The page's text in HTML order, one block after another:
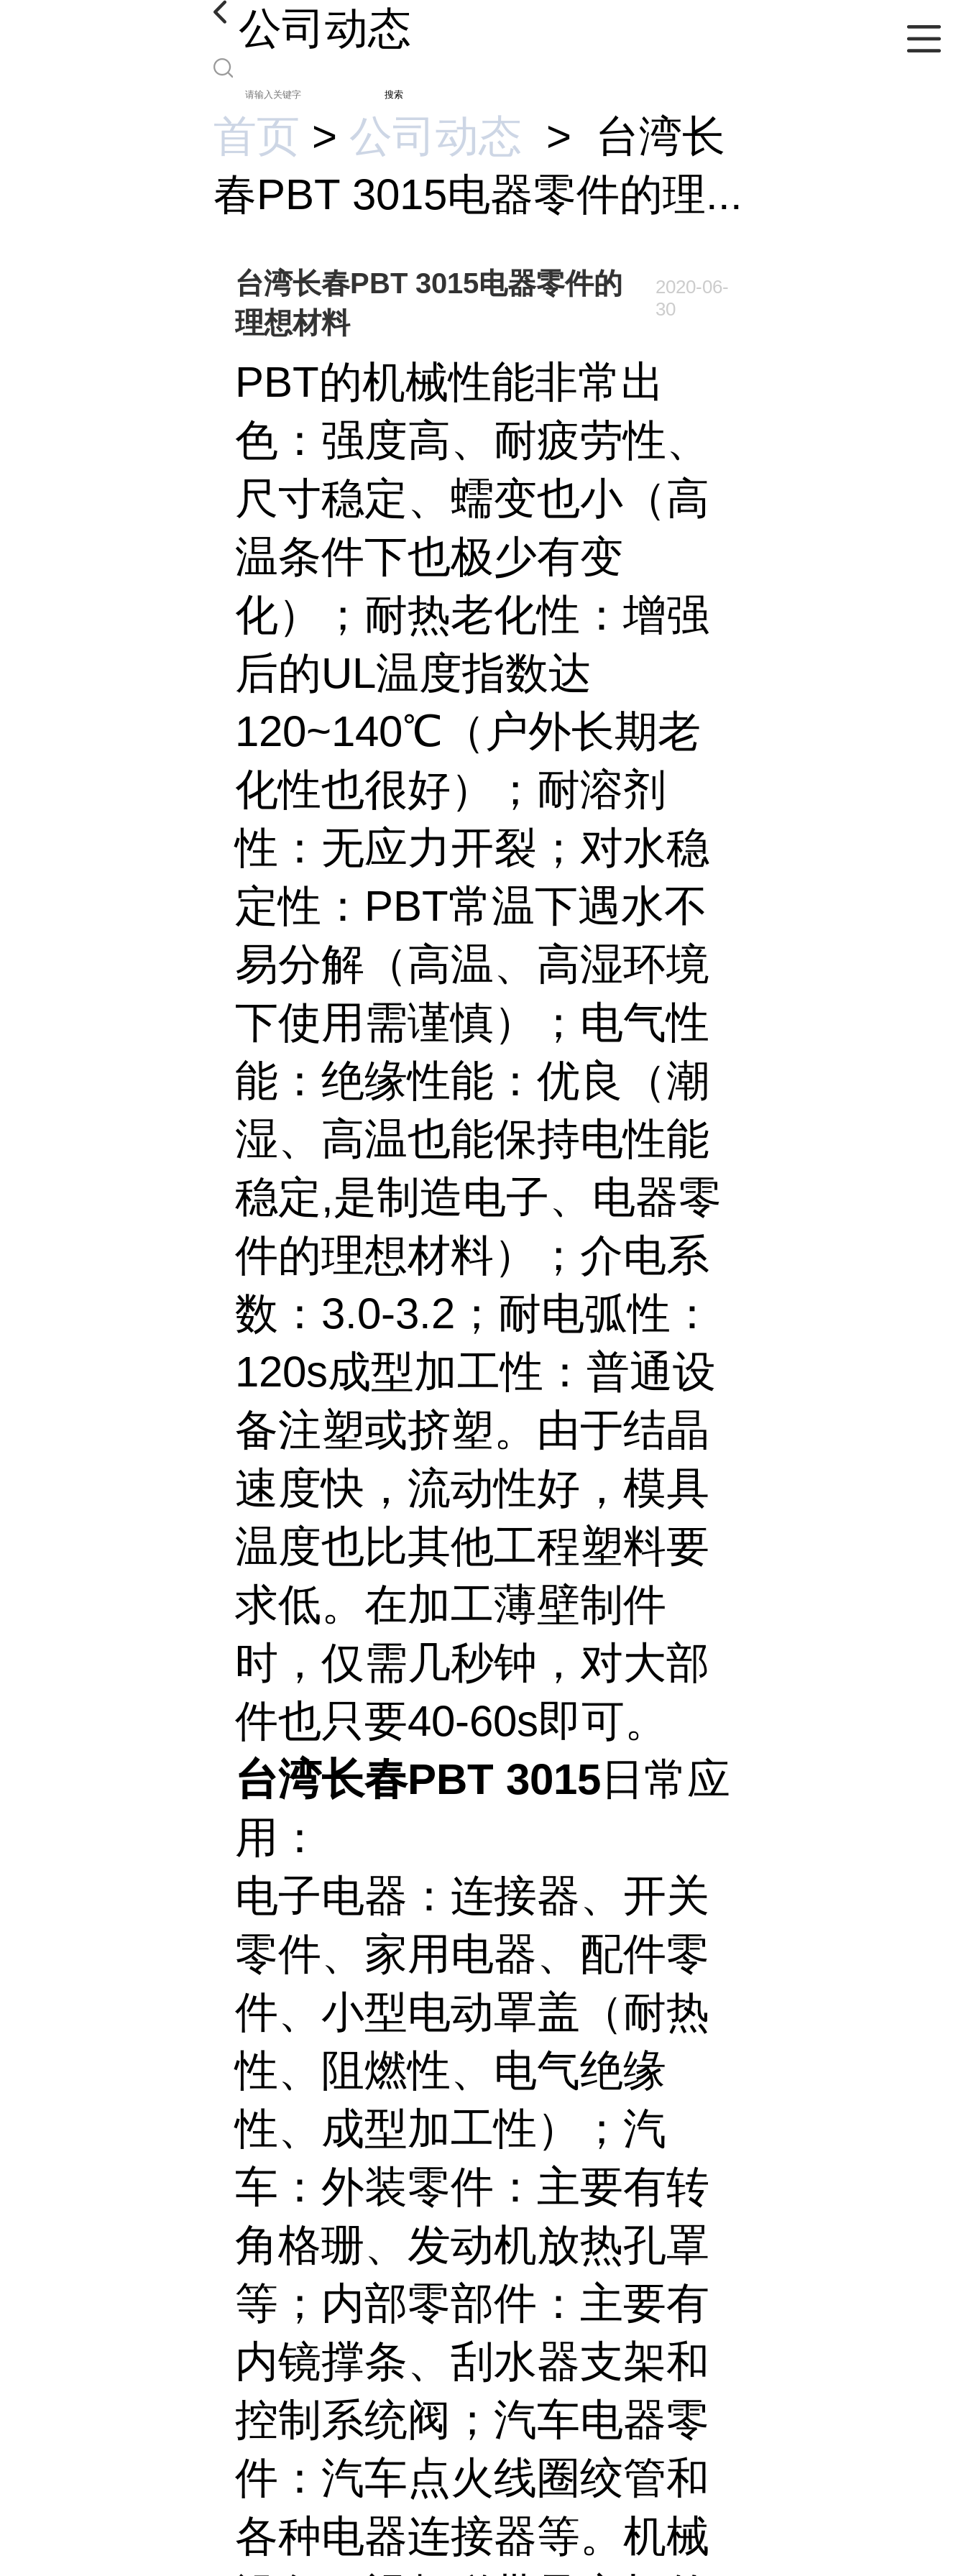
公司动态
搜索
首页 > 公司动态 >
台湾长
春PBT 3015电器零件的理...
台湾长春PBT 3015电器零件的
理想材料
2020-06-
30
PBT的机械性能非常出
色：强度高、耐疲劳性、
尺寸稳定、蠕变也小（高
温条件下也极少有变
化）；耐热老化性：增强
后的UL温度指数达
120~140℃（户外长期老
化性也很好）；耐溶剂
性：无应力开裂；对水稳
定性：PBT常温下遇水不
易分解（高温、高湿环境
下使用需谨慎）；电气性
能：绝缘性能：优良（潮
湿、高温也能保持电性能
稳定,是制造电子、电器零
件的理想材料）；介电系
数：3.0-3.2；耐电弧性：
120s成型加工性：普通设
备注塑或挤塑。由于结晶
速度快，流动性好，模具
温度也比其他工程塑料要
求低。在加工薄壁制件
时，仅需几秒钟，对大部
件也只要40-60s即可。
台湾长春PBT 3015 日常应
用：
电子电器：连接器、开关
零件、家用电器、配件零
件、小型电动罩盖（耐热
性、阻燃性、电气绝缘
性、成型加工性）；汽
车：外装零件：主要有转
角格珊、发动机放热孔罩
等；内部零部件：主要有
内镜撑条、刮水器支架和
控制系统阀；汽车电器零
件：汽车点火线圈绞管和
各种电器连接器等。机械